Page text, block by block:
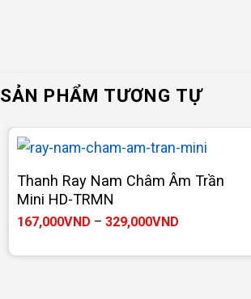
SẢN PHẨM TƯƠNG TỰ
Thanh Ray Nam Châm Âm Trần
Mini HD-TRMN
167,000VND – 329,000VNDKhoảng
167,000VND